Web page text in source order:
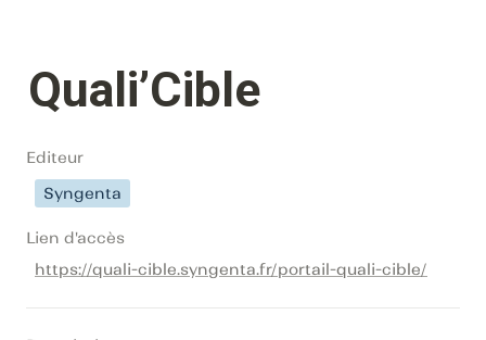
Quali’Cible
Editeur
Syngenta
Lien d'accès
https://quali-cible.syngenta.fr/portail-quali-cible/